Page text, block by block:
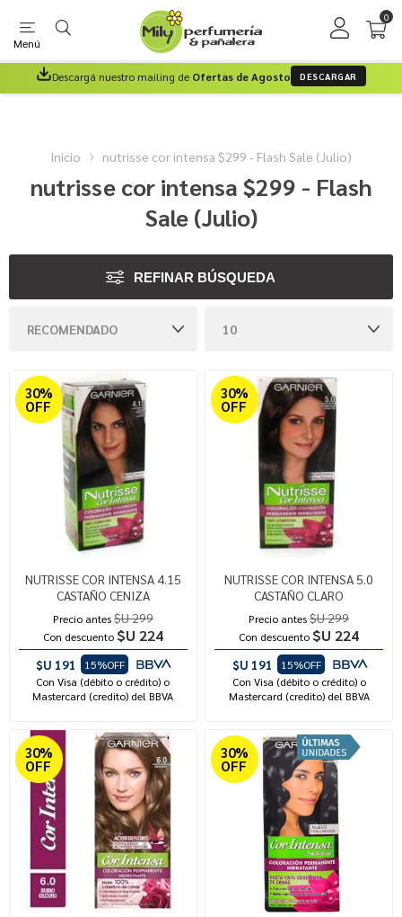
Menú
0
Descargá nuestro mailing de Ofertas de Agosto DESCARGAR
Inicio nutrisse cor intensa $299 - Flash Sale (Julio)
nutrisse cor intensa $299 - Flash
Sale (Julio)
REFINAR BÚSQUEDA
30%
OFF
NUTRISSE COR INTENSA 4.15
CASTAÑO CENIZA
Precio antes$U 299
Con descuento $U 224
$U 191
15%OFF
Con Visa (débito o crédito) o
Mastercard (credito) del BBVA
30%
OFF
NUTRISSE COR INTENSA 5.0
CASTAÑO CLARO
Precio antes$U 299
Con descuento $U 224
$U 191
15%OFF
Con Visa (débito o crédito) o
Mastercard (credito) del BBVA
30%
OFF
30%
OFF